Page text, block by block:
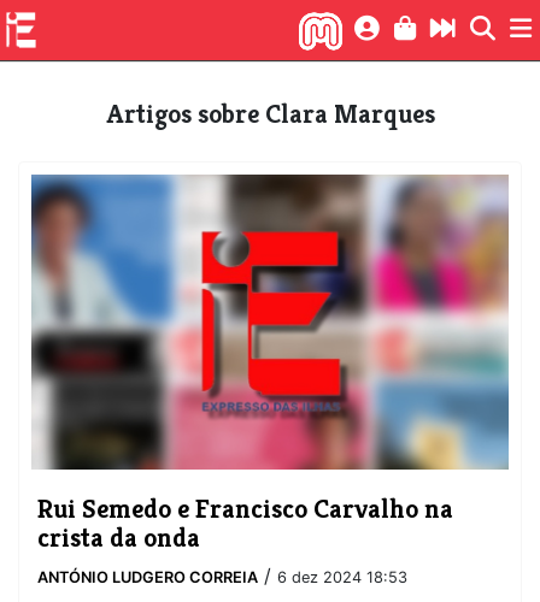
Artigos sobre Clara Marques
Rui Semedo e Francisco Carvalho na
crista da onda
ANTÓNIO LUDGERO CORREIA / 6 dez 2024 18:53